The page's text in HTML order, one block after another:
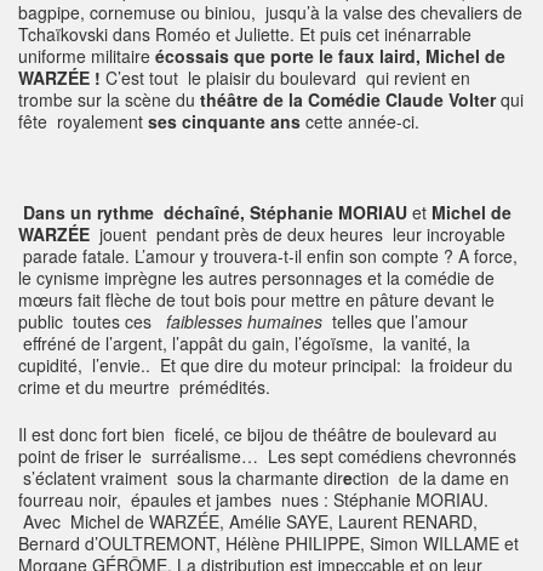
bagpipe, cornemuse ou biniou, jusqu’à la valse des chevaliers de
Tchaïkovski dans Roméo et Juliette. Et puis cet inénarrable
uniforme militaire écossais que porte le faux laird, Michel de
WARZÉE ! C’est tout le plaisir du boulevard qui revient en
trombe sur la scène du théâtre de la Comédie Claude Volter qui
fête royalement ses cinquante ans cette année-ci.
Dans un rythme déchaîné, Stéphanie MORIAU et Michel de
WARZÉE jouent pendant près de deux heures leur incroyable
parade fatale. L’amour y trouvera-t-il enfin son compte ? A force,
le cynisme imprègne les autres personnages et la comédie de
mœurs fait flèche de tout bois pour mettre en pâture devant le
public toutes ces faiblesses humaines telles que l’amour
effréné de l’argent, l’appât du gain, l’égoïsme, la vanité, la
cupidité, l’envie.. Et que dire du moteur principal: la froideur du
crime et du meurtre prémédités.
Il est donc fort bien ficelé, ce bijou de théâtre de boulevard au
point de friser le surréalisme… Les sept comédiens chevronnés
s’éclatent vraiment sous la charmante direction de la dame en
fourreau noir, épaules et jambes nues : Stéphanie MORIAU.
Avec Michel de WARZÉE, Amélie SAYE, Laurent RENARD,
Bernard d’OULTREMONT, Hélène PHILIPPE, Simon WILLAME et
Morgane GÉRÔME. La distribution est impeccable et on leur